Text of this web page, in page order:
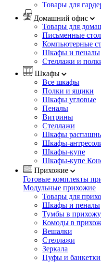
Товары для
Домашний офис
Товары для
Письменные
Компьютерные
Шкафы и пеналы
Стеллажи и
Шкафы
Все шкафы
Полки и ящики
Шкафы угловые
Пеналы
Витрины
Стеллажи
Шкафы
Шкафы-
Шкафы-купе
Шкафы-купе
Прихожие
Готовые комплекты
Модульные прихожие
Товары для
Шкафы и пеналы
Тумбы в
Комоды в
Вешалки
Стеллажи
Зеркала
Пуфы и банкетки